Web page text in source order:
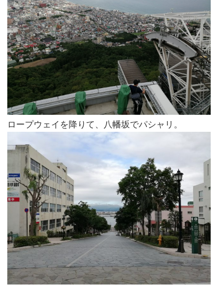
ロープウェイを降りて、八幡坂でパシャリ。